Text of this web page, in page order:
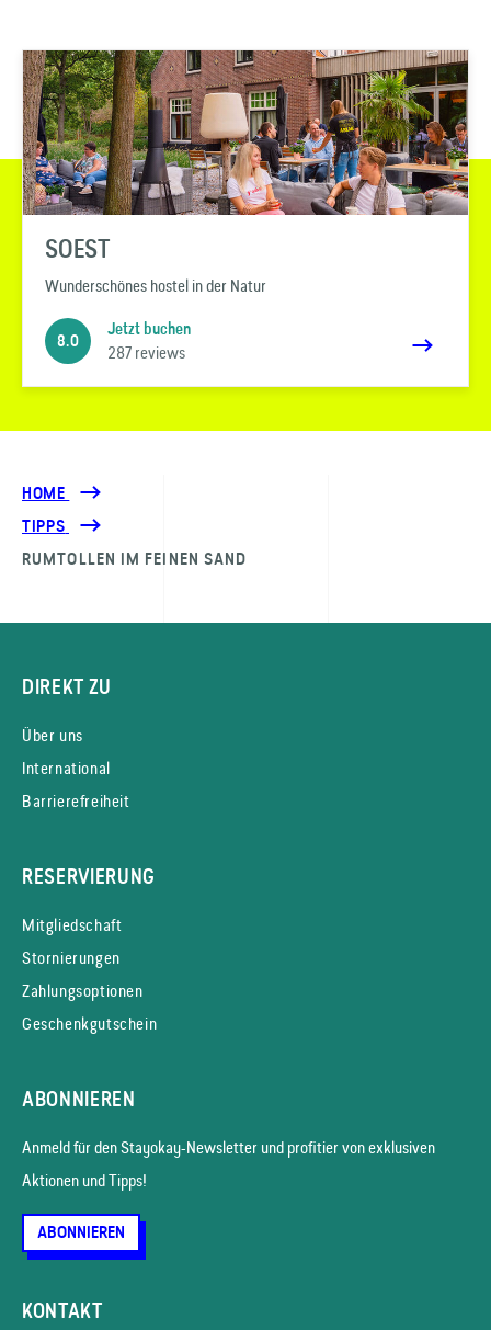
SOEST
Wunderschönes hostel in der Natur
8.0
Jetzt buchen
287 reviews
HOME
TIPPS
RUMTOLLEN IM FEINEN SAND
DIREKT ZU
Über uns
International
Barrierefreiheit
RESERVIERUNG
Mitgliedschaft
Stornierungen
Zahlungsoptionen
Geschenkgutschein
ABONNIEREN
Anmeld für den Stayokay-News­letter und profitier von exklusiven
Aktionen und Tipps!
ABONNIEREN
KONTAKT